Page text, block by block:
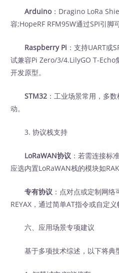
Arduino：Dragino LoRa
容;HopeRF RFM95W通过SPI引脚可
Raspberry Pi ：支持UART或
试兼容Pi Zero/3/4.LilyGO T-Echo
开发原型。
STM32 ：工业场景常用，多
动。
3. 协议栈支持
LoRaWAN协议 ：若需连接标
应选内置LoRaWAN栈的模块如
专有协议 ：点对点或定制网络
REYAX，通过简单AT指令或自定义
六、应用场景专项建议
基于多项技术综述，以下将典